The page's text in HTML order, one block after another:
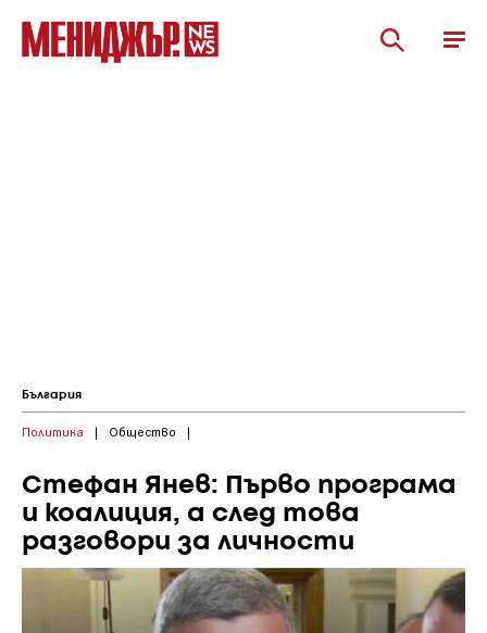
България
Политика | Общество |
Стефан Янев: Първо програма
и коалиция, а след това
разговори за личности